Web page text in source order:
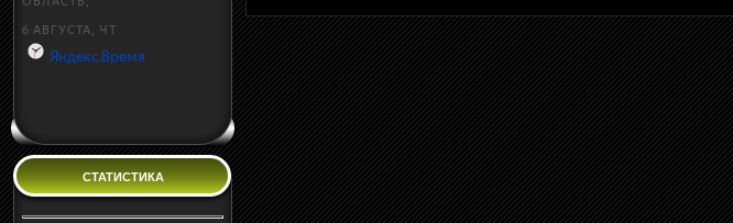
СТАТИСТИКА